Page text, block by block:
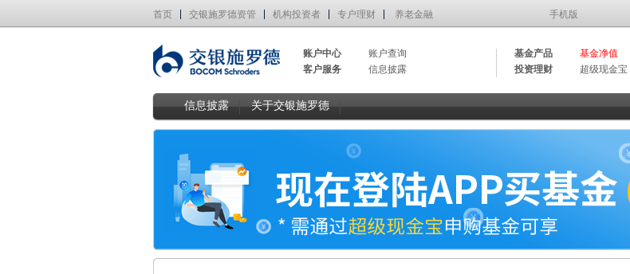
首页 交银施罗德资管 机构投资者 专户理财 养老金融 手机版
账户中心
账户查询
客户服务
信息披露
基金产品
基金净值
投资理财
超级现金宝
信息披露 关于交银施罗德